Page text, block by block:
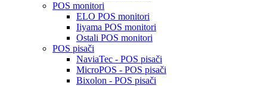
POS monitori
ELO POS monitori
Iiyama POS monitori
Ostali POS monitori
POS pisači
NaviaTec - POS pisači
MicroPOS - POS pisači
Bixolon - POS pisači